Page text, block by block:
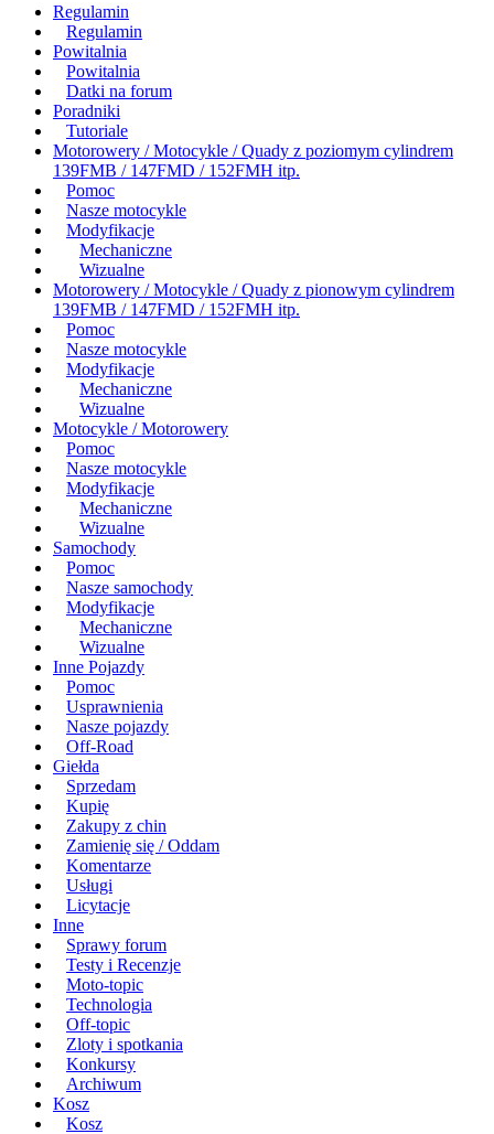
Regulamin
Regulamin
Powitalnia
Powitalnia
Datki na forum
Poradniki
Tutoriale
Motorowery / Motocykle / Quady z poziomym cylindrem
139FMB / 147FMD / 152FMH itp.
Pomoc
Nasze motocykle
Modyfikacje
Mechaniczne
Wizualne
Motorowery / Motocykle / Quady z pionowym cylindrem
139FMB / 147FMD / 152FMH itp.
Pomoc
Nasze motocykle
Modyfikacje
Mechaniczne
Wizualne
Motocykle / Motorowery
Pomoc
Nasze motocykle
Modyfikacje
Mechaniczne
Wizualne
Samochody
Pomoc
Nasze samochody
Modyfikacje
Mechaniczne
Wizualne
Inne Pojazdy
Pomoc
Usprawnienia
Nasze pojazdy
Off-Road
Giełda
Sprzedam
Kupię
Zakupy z chin
Zamienię się / Oddam
Komentarze
Usługi
Licytacje
Inne
Sprawy forum
Testy i Recenzje
Moto-topic
Technologia
Off-topic
Zloty i spotkania
Konkursy
Archiwum
Kosz
Kosz